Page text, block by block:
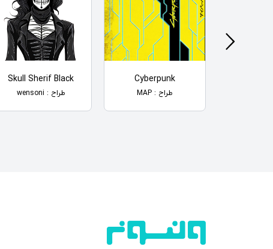
Cyberpunk
طراح : MAP
Skull Sherif Black
طراح : wensoni